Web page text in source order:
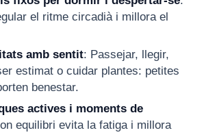
el ritme circadià i millora el
amb sentit: Passejar, llegir,
estimat o cuidar plantes: petites
benestar.
actives i moments de
equilibri evita la fatiga i millora